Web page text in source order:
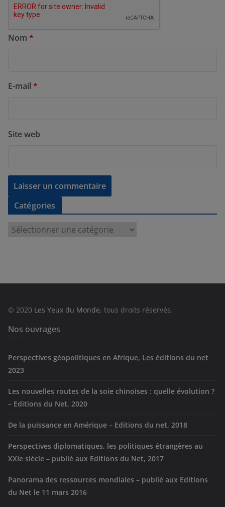
Nom *
E-mail *
Site web
Catégories
e
s
© 2020 Les Yeux du Monde, tous droits réservés.
Nos ouvrages
Perspectives géopolitiques en Afrique, Les éditions du net
2023
Les nouvelles routes de la soie chinoises : quelle évolution ?
– Editions du Net, 2020
De la puissance en Amérique – Editions du net, 2018
Perspectives diplomatiques, les politiques étrangères au
XXIe siècle – publié aux Editions du Net, 2017
Panorama des ressources mondiales – publié aux Editions
du Net le 11 mars 2016